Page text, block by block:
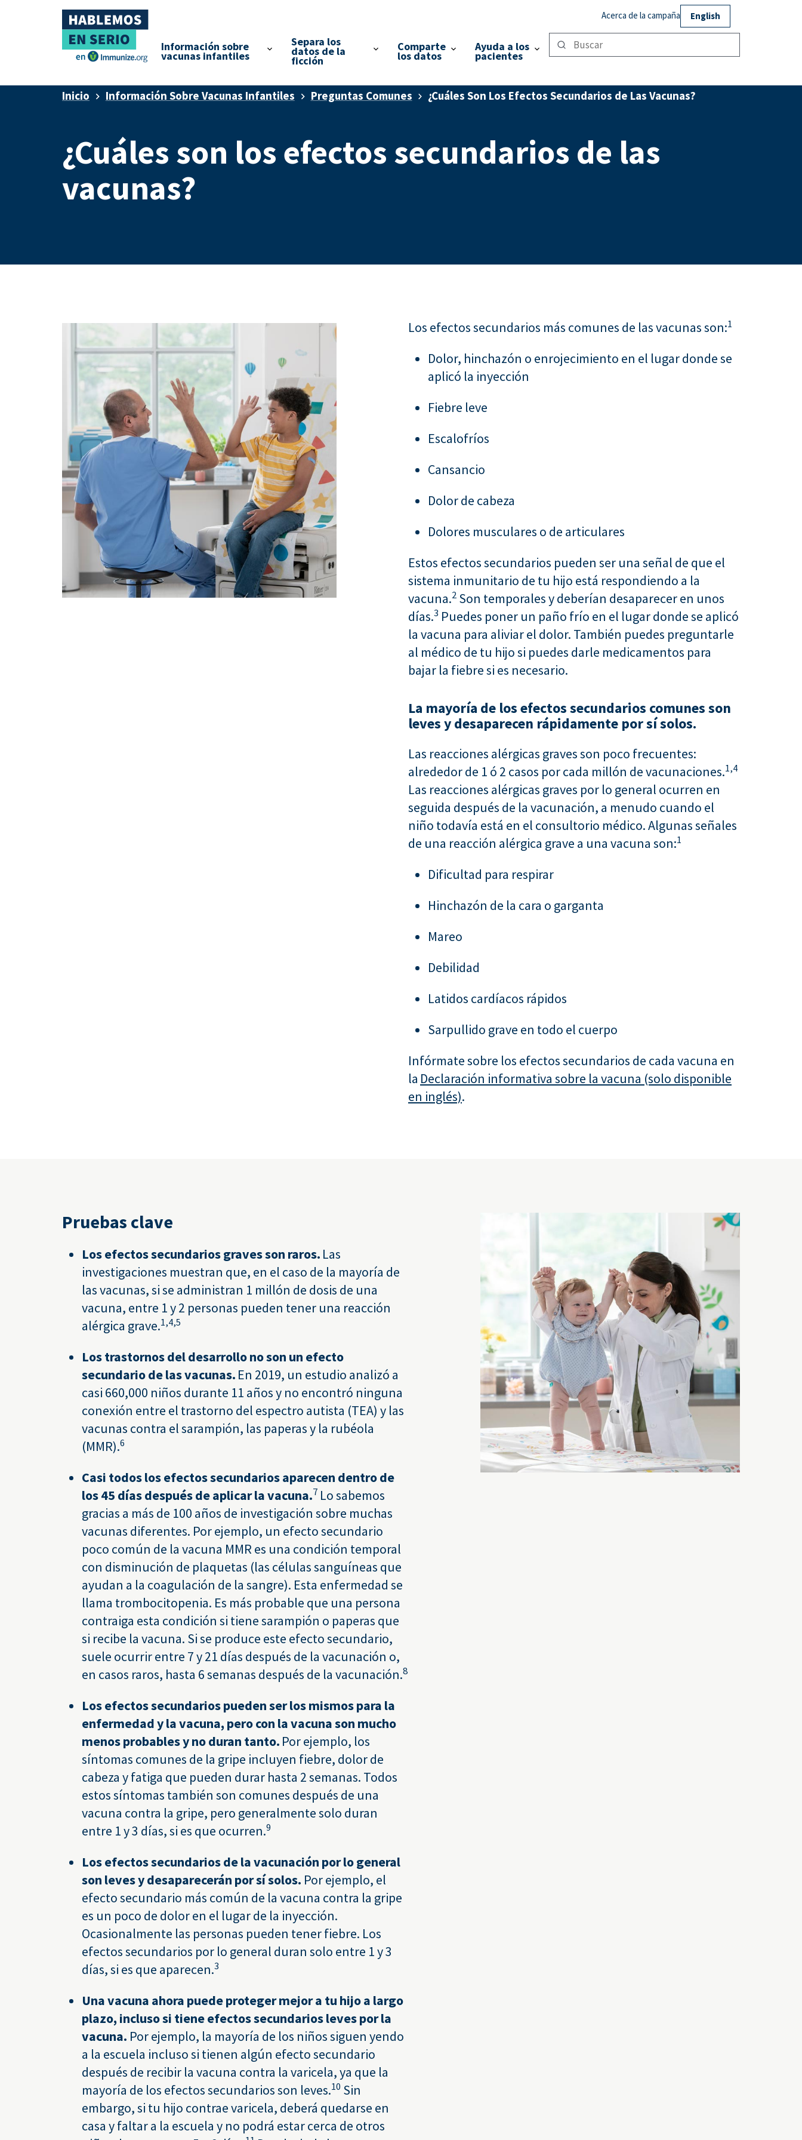
Acerca de la campaña English
Información sobre
vacunas infantiles
Separa los
datos de la
ficción
Comparte
los datos
Ayuda a los
pacientes
Inicio Información Sobre Vacunas Infantiles Preguntas Comunes ¿Cuáles Son Los Efectos Secundarios de Las Vacunas?
¿Cuáles son los efectos secundarios de las
vacunas?
Los efectos secundarios más comunes de las vacunas son:1
Dolor, hinchazón o enrojecimiento en el lugar donde se
aplicó la inyección
Fiebre leve
Escalofríos
Cansancio
Dolor de cabeza
Dolores musculares o de articulares
Estos efectos secundarios pueden ser una señal de que el
sistema inmunitario de tu hijo está respondiendo a la
vacuna.2 Son temporales y deberían desaparecer en unos
días.3 Puedes poner un paño frío en el lugar donde se aplicó
la vacuna para aliviar el dolor. También puedes preguntarle
al médico de tu hijo si puedes darle medicamentos para
bajar la fiebre si es necesario.
La mayoría de los efectos secundarios comunes son
leves y desaparecen rápidamente por sí solos.
Las reacciones alérgicas graves son poco frecuentes:
alrededor de 1 ó 2 casos por cada millón de vacunaciones.1,4
Las reacciones alérgicas graves por lo general ocurren en
seguida después de la vacunación, a menudo cuando el
niño todavía está en el consultorio médico. Algunas señales
de una reacción alérgica grave a una vacuna son:1
Dificultad para respirar
Hinchazón de la cara o garganta
Mareo
Debilidad
Latidos cardíacos rápidos
Sarpullido grave en todo el cuerpo
Infórmate sobre los efectos secundarios de cada vacuna en
la Declaración informativa sobre la vacuna (solo disponible
en inglés).
Pruebas clave
Los efectos secundarios graves son raros. Las
investigaciones muestran que, en el caso de la mayoría de
las vacunas, si se administran 1 millón de dosis de una
vacuna, entre 1 y 2 personas pueden tener una reacción
alérgica grave.1,4,5
Los trastornos del desarrollo no son un efecto
secundario de las vacunas. En 2019, un estudio analizó a
casi 660,000 niños durante 11 años y no encontró ninguna
conexión entre el trastorno del espectro autista (TEA) y las
vacunas contra el sarampión, las paperas y la rubéola
(MMR).6
Casi todos los efectos secundarios aparecen dentro de
los 45 días después de aplicar la vacuna.7 Lo sabemos
gracias a más de 100 años de investigación sobre muchas
vacunas diferentes. Por ejemplo, un efecto secundario
poco común de la vacuna MMR es una condición temporal
con disminución de plaquetas (las células sanguíneas que
ayudan a la coagulación de la sangre). Esta enfermedad se
llama trombocitopenia. Es más probable que una persona
contraiga esta condición si tiene sarampión o paperas que
si recibe la vacuna. Si se produce este efecto secundario,
suele ocurrir entre 7 y 21 días después de la vacunación o,
en casos raros, hasta 6 semanas después de la vacunación.8
Los efectos secundarios pueden ser los mismos para la
enfermedad y la vacuna, pero con la vacuna son mucho
menos probables y no duran tanto. Por ejemplo, los
síntomas comunes de la gripe incluyen fiebre, dolor de
cabeza y fatiga que pueden durar hasta 2 semanas. Todos
estos síntomas también son comunes después de una
vacuna contra la gripe, pero generalmente solo duran
entre 1 y 3 días, si es que ocurren.9
Los efectos secundarios de la vacunación por lo general
son leves y desaparecerán por sí solos. Por ejemplo, el
efecto secundario más común de la vacuna contra la gripe
es un poco de dolor en el lugar de la inyección.
Ocasionalmente las personas pueden tener fiebre. Los
efectos secundarios por lo general duran solo entre 1 y 3
días, si es que aparecen.3
Una vacuna ahora puede proteger mejor a tu hijo a largo
plazo, incluso si tiene efectos secundarios leves por la
vacuna. Por ejemplo, la mayoría de los niños siguen yendo
a la escuela incluso si tienen algún efecto secundario
después de recibir la vacuna contra la varicela, ya que la
mayoría de los efectos secundarios son leves.10 Sin
embargo, si tu hijo contrae varicela, deberá quedarse en
casa y faltar a la escuela y no podrá estar cerca de otros